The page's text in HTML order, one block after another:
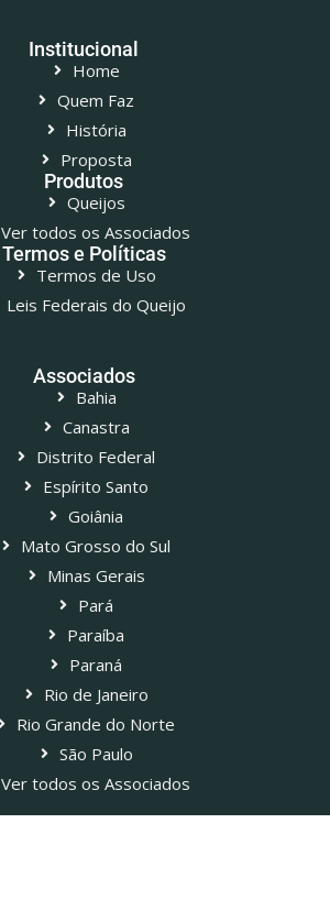
Institucional
Home
Quem Faz
História
Proposta
Produtos
Queijos
Ver todos os Associados
Termos e Políticas
Termos de Uso
Leis Federais do Queijo
Associados
Bahia
Canastra
Distrito Federal
Espírito Santo
Goiânia
Mato Grosso do Sul
Minas Gerais
Pará
Paraíba
Paraná
Rio de Janeiro
Rio Grande do Norte
São Paulo
Ver todos os Associados